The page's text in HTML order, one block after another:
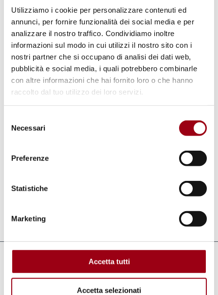
Utilizziamo i cookie per personalizzare contenuti ed
annunci, per fornire funzionalità dei social media e per
analizzare il nostro traffico. Condividiamo inoltre
informazioni sul modo in cui utilizzi il nostro sito con i
nostri partner che si occupano di analisi dei dati web,
pubblicità e social media, i quali potrebbero combinarle
con altre informazioni che hai fornito loro o che hanno
raccolto dal tuo utilizzo dei loro servizi.
delNecessari
Preferenze
Statistiche
Marketing
Accetta tutti
Accetta selezionati
terroristica;
un piano di lavoro a supporto di tale
communiqué, in cui gli stati partecipanti si
impegnano politicamente a rispettare ed
implementare i principali strumenti
internazionali in materia di sicurezza
sulla sicurezza nucleare di Washington DC
sottostante.
Aggiornato il: